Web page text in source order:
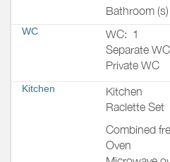
Bathroom
WC WC: 1
Separate WC
Private WC
Kitchen
Kitchen
Raclette Set
Combined
Oven